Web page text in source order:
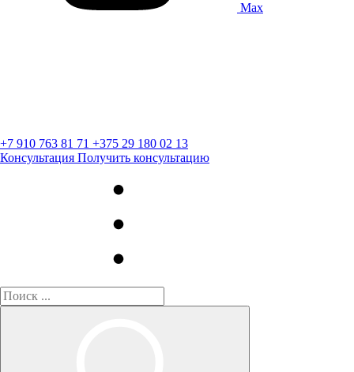
Max
+7 910 763 81 71 +375 29 180 02 13
Консультация Получить консультацию